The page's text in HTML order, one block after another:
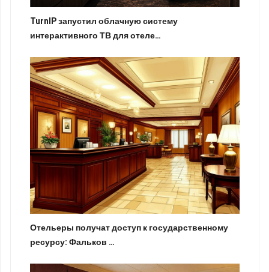
TurnIP запустил облачную систему
интерактивного ТВ для отеле…
Отельеры получат доступ к государственному
ресурсу: Фальков …